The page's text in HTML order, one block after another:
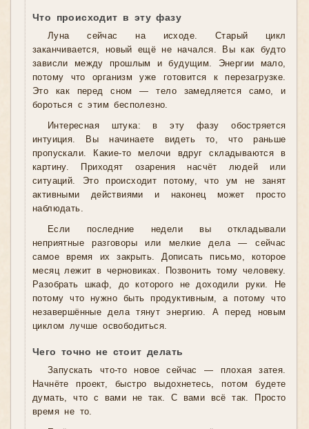
Что происходит в эту фазу
Луна сейчас на исходе. Старый цикл
заканчивается, новый ещё не начался. Вы как будто
зависли между прошлым и будущим. Энергии мало,
потому что организм уже готовится к перезагрузке.
Это как перед сном — тело замедляется само, и
бороться с этим бесполезно.
Интересная штука: в эту фазу обостряется
интуиция. Вы начинаете видеть то, что раньше
пропускали. Какие-то мелочи вдруг складываются в
картину. Приходят озарения насчёт людей или
ситуаций. Это происходит потому, что ум не занят
активными действиями и наконец может просто
наблюдать.
Если последние недели вы откладывали
неприятные разговоры или мелкие дела — сейчас
самое время их закрыть. Дописать письмо, которое
месяц лежит в черновиках. Позвонить тому человеку.
Разобрать шкаф, до которого не доходили руки. Не
потому что нужно быть продуктивным, а потому что
незавершённые дела тянут энергию. А перед новым
циклом лучше освободиться.
Чего точно не стоит делать
Запускать что-то новое сейчас — плохая затея.
Начнёте проект, быстро выдохнетесь, потом будете
думать, что с вами не так. С вами всё так. Просто
время не то.